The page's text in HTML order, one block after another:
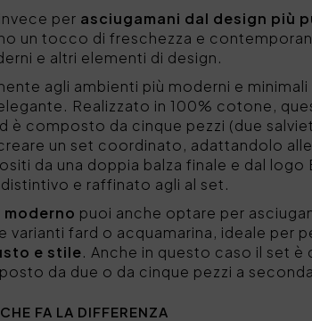
per asciugamani dal design più
un tocco di freschezza e
e altri elementi di design.
agli ambienti più moderni e minimali
Realizzato in 100% cotone,
è composto da cinque pezzi (due
un set coordinato, adattandolo
da una doppia balza finale e dal logo
e raffinato agli al set.
puoi anche optare per
varianti fard o acquamarina, ideale per
e stile. Anche in questo caso il set
da due o da cinque pezzi a
FA LA DIFFERENZA